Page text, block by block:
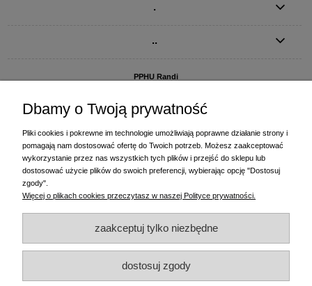
.
..
PPHU Randi
ul. Starogardzka 77 (wjazd od ul. Plażowej)
+48 58 770 31 80
- centrala
+48 58 770 31 83- wyceny i drukowanie etykiet
- Krzysztof - drukowanie etykiet,
(+48) 602 794 901- Sebastian - wyceny i doradztwo techniczne,biuro@randi.pl
Dbamy o Twoją prywatność
Pliki cookies i pokrewne im technologie umożliwiają poprawne działanie strony i
pomagają nam dostosować ofertę do Twoich potrzeb. Możesz zaakceptować
wykorzystanie przez nas wszystkich tych plików i przejść do sklepu lub
dostosować użycie plików do swoich preferencji, wybierając opcję "Dostosuj
zgody".
Więcej o plikach cookies przeczytasz w naszej Polityce prywatności.
zaakceptuj tylko niezbędne
dostosuj zgody